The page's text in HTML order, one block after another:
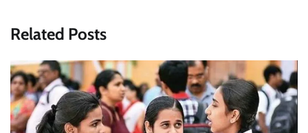
Related Posts